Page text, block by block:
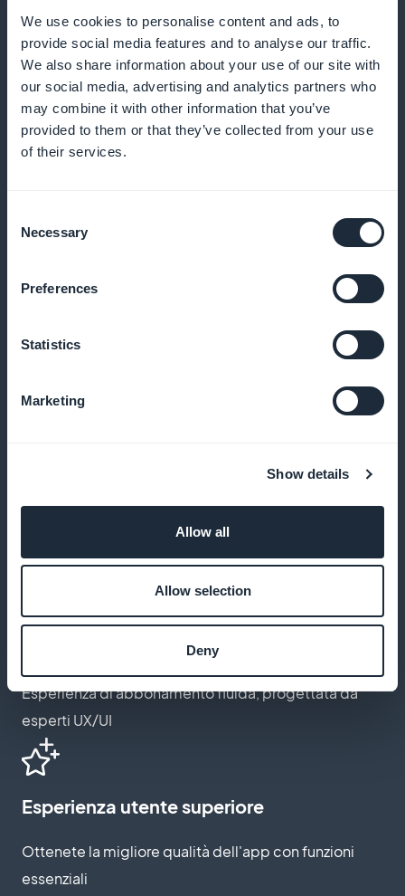
We use cookies to personalise content and ads, to
provide social media features and to analyse our traffic.
We also share information about your use of our site with
our social media, advertising and analytics partners who
may combine it with other information that you’ve
provided to them or that they’ve collected from your use
of their services.
Selection
Necessary
Preferences
Statistics
Marketing
Show details
Allow all
Allow selection
Deny
Evidenziate le vostre offerte di abbonamento con un
widget dedicato sulla schermata iniziale
Analisi dettagliata degli abbonamenti
Godetevi tutte le vostre entrate senza costi
Create una pagina di iscrizione che rifletta l'identità
Flusso di lavoro ottimizzato per gli
Esperienza di abbonamento fluida, progettata da
esperti UX/UI
Esperienza utente superiore
Ottenete la migliore qualità dell'app con funzioni
essenziali